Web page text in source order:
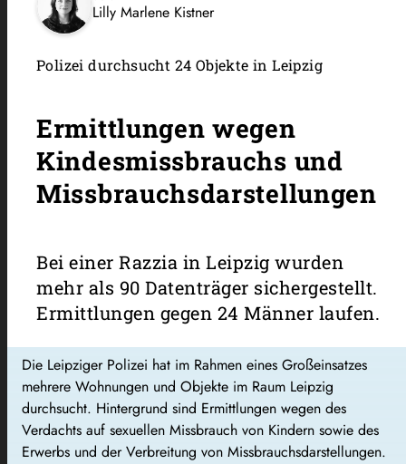
Lilly Marlene Kistner
Polizei durchsucht 24 Objekte in Leipzig
Ermittlungen wegen
Kindesmissbrauchs und
Missbrauchsdarstellungen
Bei einer Razzia in Leipzig wurden
mehr als 90 Datenträger sichergestellt.
Ermittlungen gegen 24 Männer laufen.
Die Leipziger Polizei hat im Rahmen eines Großeinsatzes
mehrere Wohnungen und Objekte im Raum Leipzig
durchsucht. Hintergrund sind Ermittlungen wegen des
Verdachts auf sexuellen Missbrauch von Kindern sowie des
Erwerbs und der Verbreitung von Missbrauchsdarstellungen.